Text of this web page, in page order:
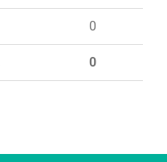
0
0